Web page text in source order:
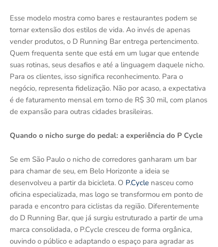
Esse modelo mostra como bares e restaurantes podem se
tornar extensão dos estilos de vida. Ao invés de apenas
vender produtos, o D Running Bar entrega pertencimento.
Quem frequenta sente que está em um lugar que entende
suas rotinas, seus desafios e até a linguagem daquele nicho.
Para os clientes, isso significa reconhecimento. Para o
negócio, representa fidelização. Não por acaso, a expectativa
é de faturamento mensal em torno de R$ 30 mil, com planos
de expansão para outras cidades brasileiras.
Quando o nicho surge do pedal: a experiência do P Cycle
Se em São Paulo o nicho de corredores ganharam um bar
para chamar de seu, em Belo Horizonte a ideia se
desenvolveu a partir da bicicleta. O P.Cycle nasceu como
oficina especializada, mas logo se transformou em ponto de
parada e encontro para ciclistas da região. Diferentemente
do D Running Bar, que já surgiu estruturado a partir de uma
marca consolidada, o P.Cycle cresceu de forma orgânica,
ouvindo o público e adaptando o espaço para agradar as